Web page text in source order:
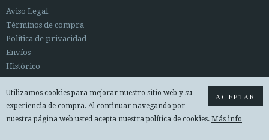
Aviso Legal
Términos de compra
Política de privacidad
Envíos
Histórico
Sitemap
Cambios y devoluciones
© 2026 PURA LOPEZ
ACEPTAR
Utilizamos cookies para mejorar nuestro sitio web y su
experiencia de compra. Al continuar navegando por
nuestra página web usted acepta nuestra política de cookies. Más info